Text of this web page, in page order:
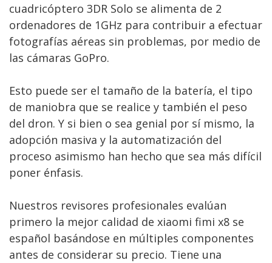
cuadricóptero 3DR Solo se alimenta de 2
ordenadores de 1GHz para contribuir a efectuar
fotografías aéreas sin problemas, por medio de
las cámaras GoPro.
Esto puede ser el tamaño de la batería, el tipo
de maniobra que se realice y también el peso
del dron. Y si bien o sea genial por sí mismo, la
adopción masiva y la automatización del
proceso asimismo han hecho que sea más difícil
poner énfasis.
Nuestros revisores profesionales evalúan
primero la mejor calidad de xiaomi fimi x8 se
español basándose en múltiples componentes
antes de considerar su precio. Tiene una